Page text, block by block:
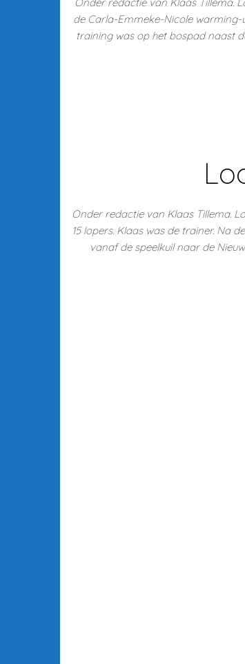
de Carla-Emmeke-Nicole
training was op het bospad naast
Onder redactie van Klaas Tillema.
15 lopers. Klaas was de trainer. Na
vanaf de speelkuil naar de